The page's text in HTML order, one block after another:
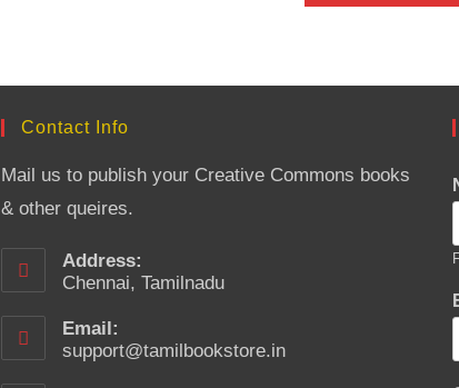
Contact Info
Mail us to publish your Creative Commons books
& other queires.
Address:
Chennai, Tamilnadu
Email:
support@tamilbookstore.inOpens